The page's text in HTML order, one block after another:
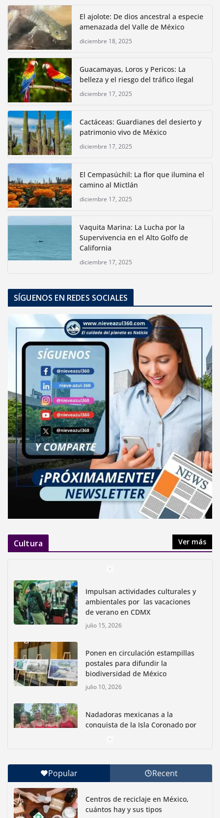
El ajolote: De dios ancestral a especie
amenazada del Valle de México
diciembre 18, 2025
Guacamayas, Loros y Pericos: La
belleza y el riesgo del tráfico ilegal
diciembre 17, 2025
Cactáceas: Guardianes del desierto y
patrimonio vivo de México
diciembre 17, 2025
El Cempasúchil: La flor que ilumina el
camino al Mictlán
diciembre 17, 2025
Vaquita Marina: La Lucha por la
Supervivencia en el Alto Golfo de
California
diciembre 17, 2025
SÍGUENOS EN REDES SOCIALES
Cultura Ver más
Impulsan actividades culturales y
ambientales por las vacaciones
de verano en CDMX
julio 15, 2026
Ponen en circulación estampillas
postales para difundir la
biodiversidad de México
julio 10, 2026
Nadadoras mexicanas a la
conquista de la Isla Coronado por
Con jornada informativa, Profepa y Humane World
for Animals buscan inhibir tráfico de aves
junio 15, 2026
Popular Recent
Centros de reciclaje en México,
cuántos hay y sus tipos